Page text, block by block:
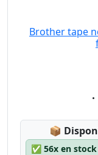
Brother tape
📦
✅ 56x en